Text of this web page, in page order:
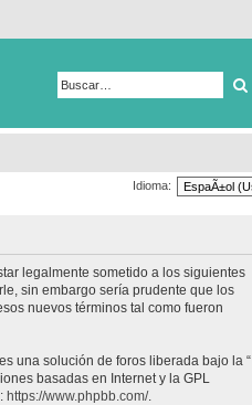
Idioma:
legalmente sometido a los siguientes
sin embargo sería prudente que los
nuevos términos tal como fueron
una solución de foros liberada bajo la “
basadas en Internet y la GPL
https://www.phpbb.com/.